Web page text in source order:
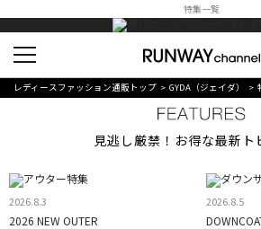
特集一覧
レディースファッション通販トップ GYDA（ジェイダ）
見逃し厳禁！お得な最新ト
2026.8.3
2026 NEW OUTER
2026.8.5